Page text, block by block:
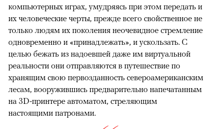
компьютерных играх, умудряясь при этом передать и
их человеческие черты, прежде всего свойственное не
только людям их поколения неочевидное стремление
одновременно и «принадлежать», и ускользать. С
целью бежать из надоевшей даже им виртуальной
реальности они отправляются в путешествие по
хранящим свою первозданность североамериканским
лесам, вооружившись предварительно напечатанным
на 3D-принтере автоматом, стреляющим
настоящими патронами.